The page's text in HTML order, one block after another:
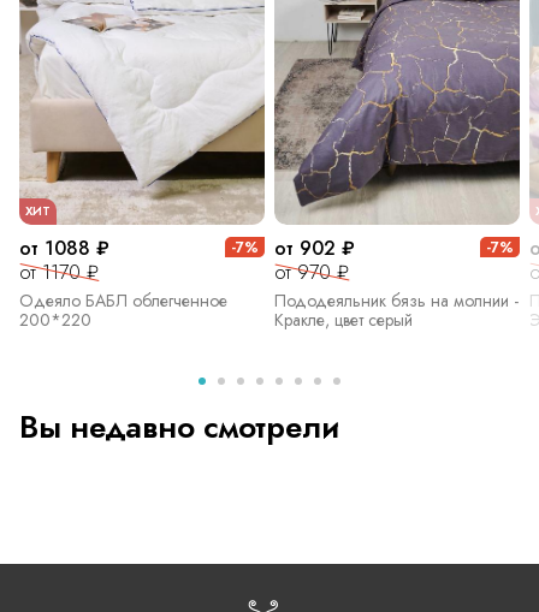
ХИТ
от 1088 ₽
от 1170 ₽
-7%
Одеяло БАБЛ облегченное
200*220
от 902 ₽
от 970 ₽
-7%
Пододеяльник бязь на молнии -
Кракле, цвет серый
Вы недавно смотрели